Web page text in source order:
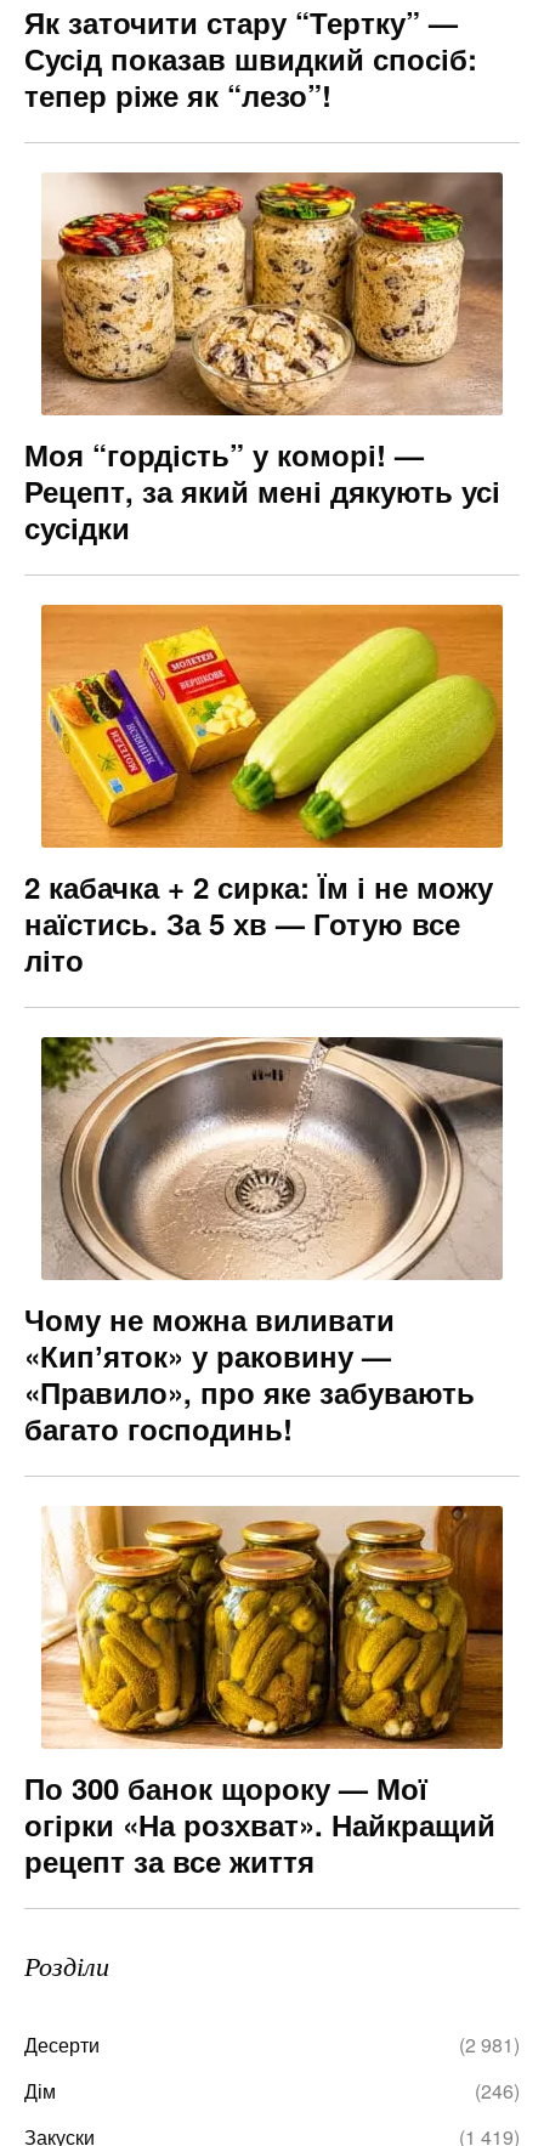
Як заточити стару “Тертку” —
Сусід показав швидкий спосіб:
тепер ріже як “лезо”!
Моя “гордість” у коморі! —
Рецепт, за який мені дякують усі
сусідки
2 кабачка + 2 сирка: Їм і не можу
наїстись. За 5 хв — Готую все
літо
Чому не можна виливати
«Кипʼяток» у раковину —
«Правило», про яке забувають
багато господинь!
По 300 банок щороку — Мої
огірки «На розхват». Найкращий
рецепт за все життя
Розділи
Десерти
(2 981)
Дім
(246)
Закуски
(1 419)